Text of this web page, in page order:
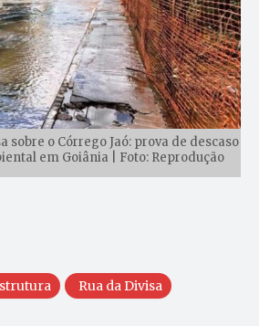
sobre o Córrego Jaó: prova de descaso
em Goiânia | Foto: Reprodução
Rua da Divisa